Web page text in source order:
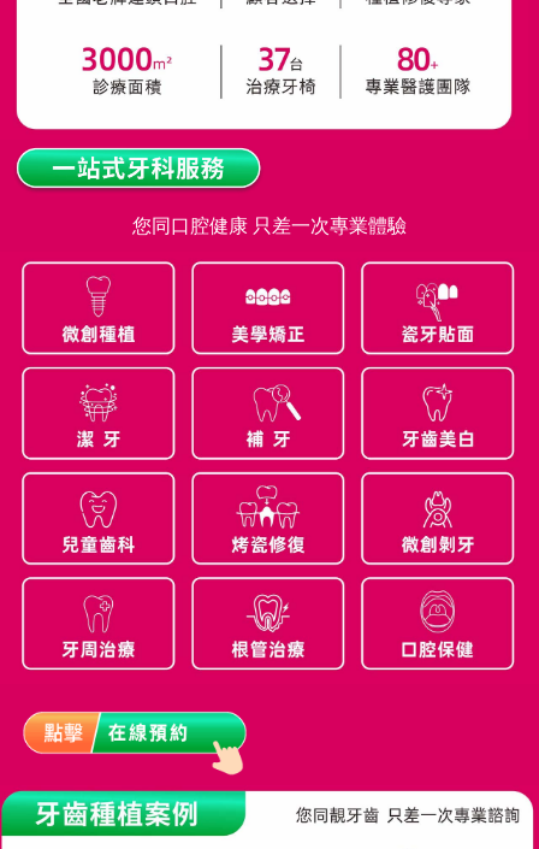
您同口腔健康 只差一次專業體驗